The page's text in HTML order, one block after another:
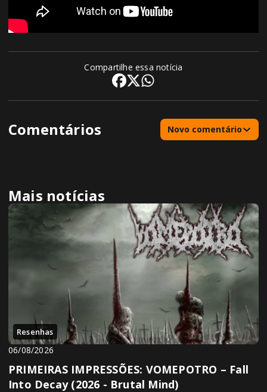
Compartilhe essa notícia
Comentários Novo comentário
Mais notícias
Resenhas
06/08/2026
PRIMEIRAS IMPRESSÕES: VOMEPOTRO – Fall
Into Decay (2026 - Brutal Mind)